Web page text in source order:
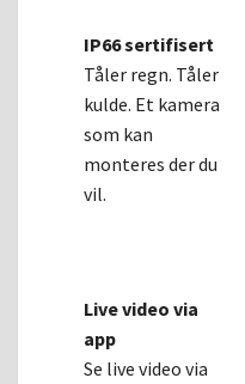
IP66 sertifisert
Tåler regn. Tåler
kulde. Et kamera
som kan
monteres der du
vil.
Live video via
app
Se live video via